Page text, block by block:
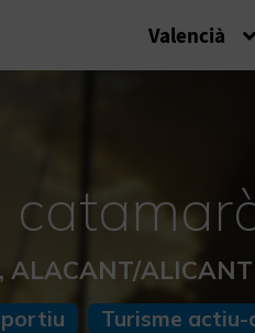
Valencià
ALACANT/
Turisme